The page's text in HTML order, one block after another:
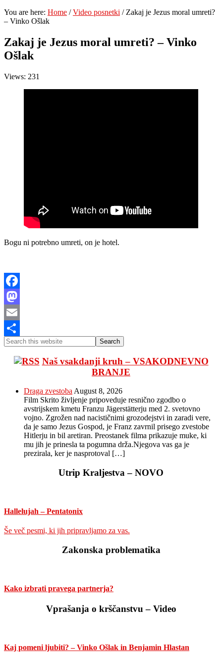
You are here: Home / Video posnetki /Zakaj je Jezus moral umreti?
– Vinko Ošlak
Zakaj je Jezus moral umreti? – Vinko
Ošlak
Views: 231
Bogu ni potrebno umreti, on je hotel.
Facebook
Mastodon
Email
Share
Primary
Sidebar
Search
this
website
Naš vsakdanji kruh – VSAKODNEVNO
BRANJE
Draga zvestoba August 8, 2026
Film Skrito življenje pripoveduje resnično zgodbo o
avstrijskem kmetu Franzu Jägerstätterju med 2. svetovno
vojno. Zgrožen nad nacističnimi grozodejstvi in ​​zaradi vere,
da je samo Jezus Gospod, je Franz zavrnil prisego zvestobe
Hitlerju in bil aretiran. Preostanek filma prikazuje muke, ki
mu jih je prinesla ta pogumna drža.Njegova vas ga je
prezirala, ker je nasprotoval […]
Utrip Kraljestva – NOVO
Hallelujah – Pentatonix
Še več pesmi, ki jih pripravljamo za vas.
Zakonska problematika
Kako izbrati pravega partnerja?
Vprašanja o krščanstvu – Video
Kaj pomeni ljubiti? – Vinko Ošlak in Benjamin Hlastan